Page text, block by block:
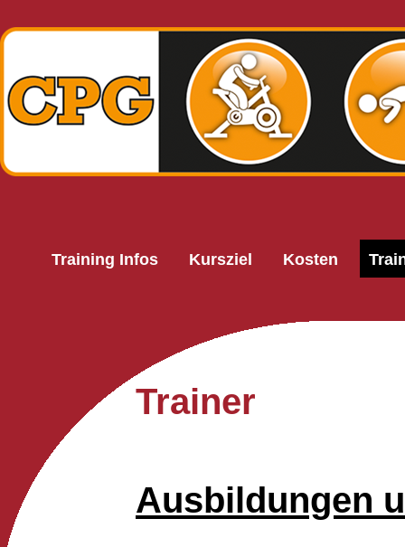
Training Infos Kursziel Kosten
Trainer
Ausbildungen